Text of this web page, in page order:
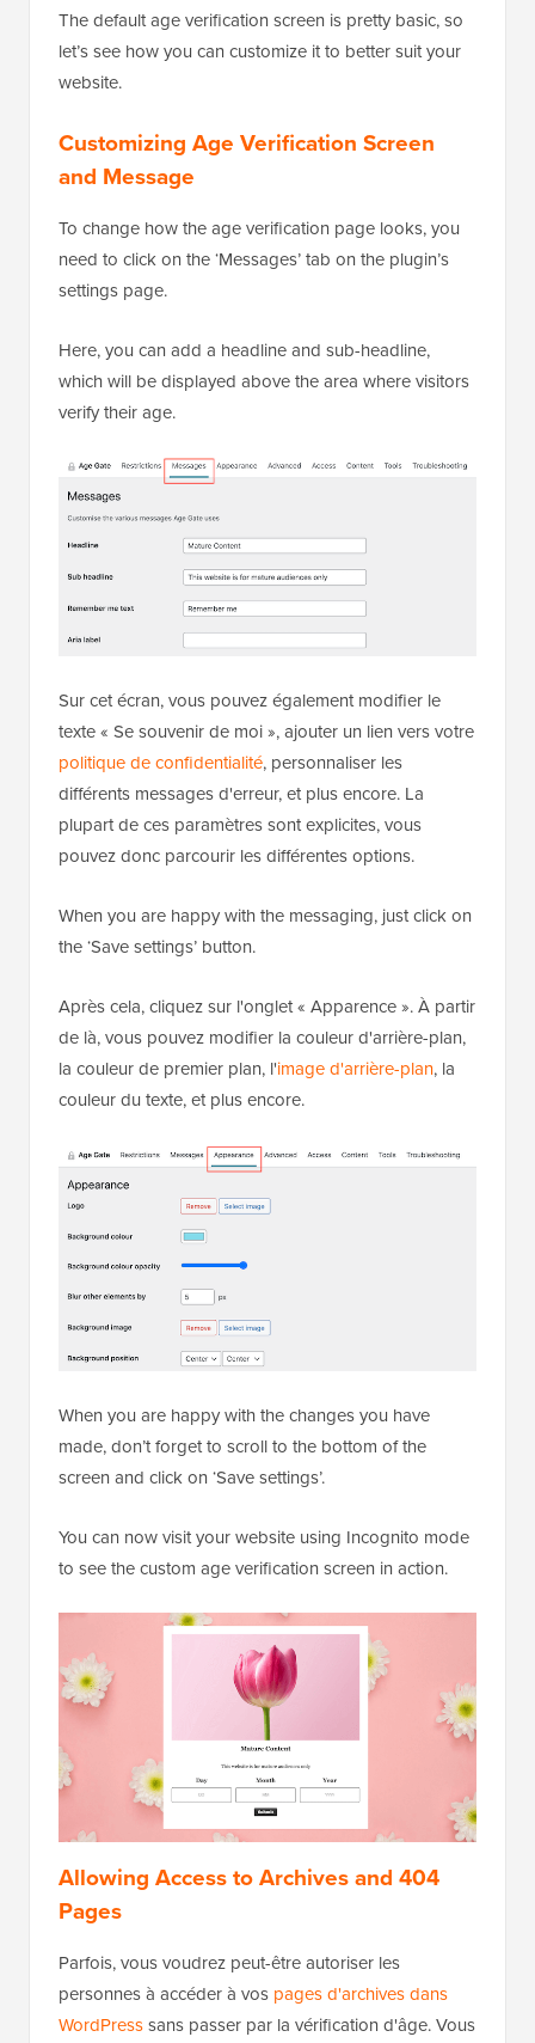
The default age verification screen is pretty basic, so
let’s see how you can customize it to better suit your
website.
Customizing Age Verification Screen
and Message
To change how the age verification page looks, you
need to click on the ‘Messages’ tab on the plugin’s
settings page.
Here, you can add a headline and sub-headline,
which will be displayed above the area where visitors
verify their age.
Sur cet écran, vous pouvez également modifier le
texte « Se souvenir de moi », ajouter un lien vers votre
politique de confidentialité, personnaliser les
différents messages d'erreur, et plus encore. La
plupart de ces paramètres sont explicites, vous
pouvez donc parcourir les différentes options.
When you are happy with the messaging, just click on
the ‘Save settings’ button.
Après cela, cliquez sur l'onglet « Apparence ». À partir
de là, vous pouvez modifier la couleur d'arrière-plan,
la couleur de premier plan, l'image d'arrière-plan, la
couleur du texte, et plus encore.
When you are happy with the changes you have
made, don’t forget to scroll to the bottom of the
screen and click on ‘Save settings’.
You can now visit your website using Incognito mode
to see the custom age verification screen in action.
Allowing Access to Archives and 404
Pages
Parfois, vous voudrez peut-être autoriser les
personnes à accéder à vos pages d'archives dans
WordPresssans passer par la vérification d'âge. Vous